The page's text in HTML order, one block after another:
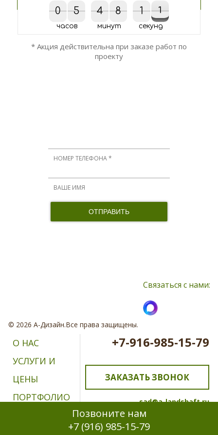
0
0 5
5
часов
4
4 8
8
минут
1
1 2
1
1
2
секунд
* Акция действительна при заказе работ по
проекту
© 2026 А-Дизайн.Все права защищены.
Связаться с нами:
О НАС
УСЛУГИ И
ЦЕНЫ
ПОРТФОЛИО
+7-916-985-15-79
ЗАКАЗАТЬ ЗВОНОК
sad@a-landshaft.ru
Позвоните нам
+7 (916) 985-15-79